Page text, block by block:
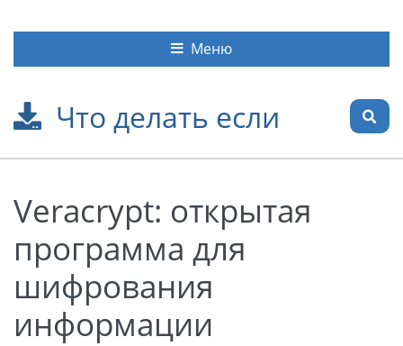
Что делать если
Меню
Veracrypt: открытая
программа для
шифрования
информации